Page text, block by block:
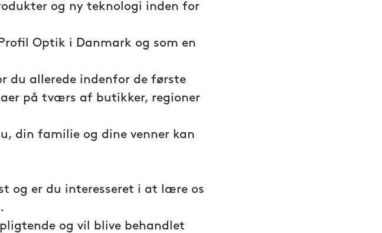
og ny teknologi inden for
Optik i Danmark og som en
du allerede indenfor de første
på tværs af butikker, regioner
din familie og dine venner kan
og er du interesseret i at lære os
og vil blive behandlet